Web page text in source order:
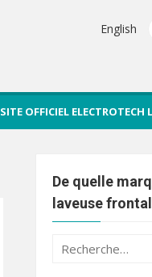
English
SITE OFFICIEL ELECTROTECH
De quelle
laveuse
Recherche